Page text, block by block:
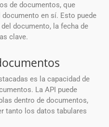
de documentos, que
en sí. Esto puede
documento, la fecha de
clave.
es la capacidad de
La API puede
dentro de documentos,
tanto los datos tabulares